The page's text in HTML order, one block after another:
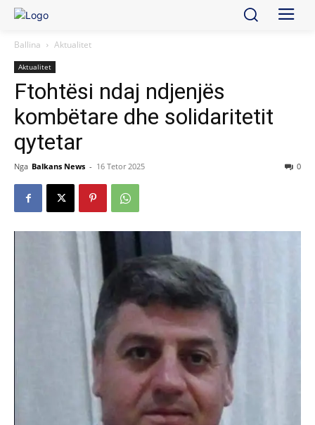
Ballina Aktualitet
Aktualitet
Ftohtësi ndaj ndjenjës
kombëtare dhe solidaritetit
qytetar
Nga Balkans News - 16 Tetor 2025 0